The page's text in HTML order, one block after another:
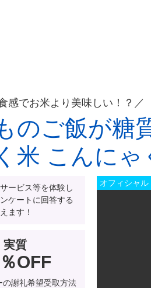
感でお米より美味しい！？／
のご飯が糖
米 こんにゃ
ービス等を体験し
ケートに回答する
ます！
実質
OFF
の謝礼希望受取方法
オフィシャル